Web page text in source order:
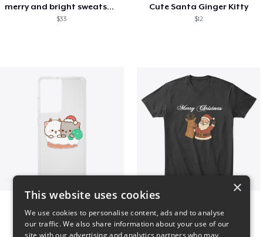
merry and bright sweatshirt christmas
$33
Cute Santa Ginger Kitty
$12
×
This website uses cookies
We use cookies to personalise content, ads and to analyse
our traffic. We also share information about your use of our
site with our advertising and analytics partners who may